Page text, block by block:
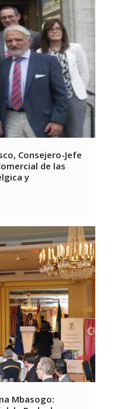
Consejero-Jefe
de las
y
Mbasogo: